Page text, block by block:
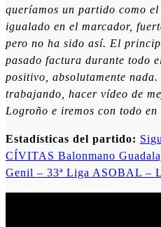
queríamos un partido como el
igualado en el marcador,
pero no ha sido así. El
pasado factura durante todo
positivo, absolutamente nada.
trabajando, hacer vídeo de
Logroño e iremos con todo en
Estadísticas del partido:
CÍVITAS Balonmano
Genil – 33ª Liga ASOBAL –